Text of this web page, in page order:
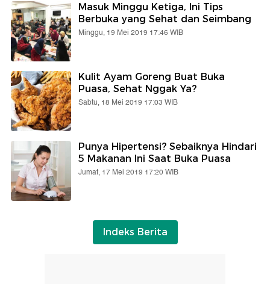
Masuk Minggu Ketiga, Ini Tips
Berbuka yang Sehat dan Seimbang
Minggu, 19 Mei 2019 17:46 WIB
Kulit Ayam Goreng Buat Buka
Puasa, Sehat Nggak Ya?
Sabtu, 18 Mei 2019 17:03 WIB
Punya Hipertensi? Sebaiknya Hindari
5 Makanan Ini Saat Buka Puasa
Jumat, 17 Mei 2019 17:20 WIB
Indeks Berita